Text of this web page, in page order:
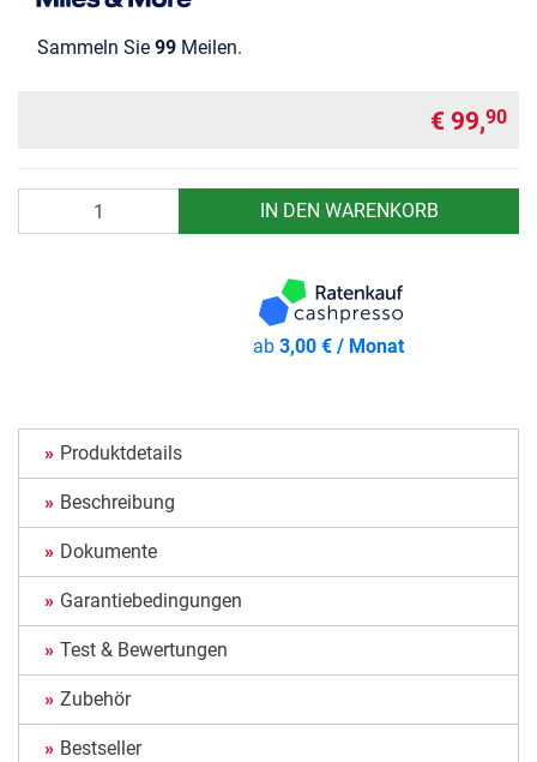
Sammeln Sie 99 Meilen.
€ 99,90
IN DEN WARENKORB
ab3,00 € / Monat
Produktdetails
Beschreibung
Dokumente
Garantiebedingungen
Test & Bewertungen
Zubehör
Bestseller